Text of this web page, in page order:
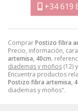
ComprarPostizo fibra
Precio, información,
artemisa, 40cm.
diademas y moños (12)
Encuentra productos
Postizo fibra artemisa,
diademas y moños".
+34 619